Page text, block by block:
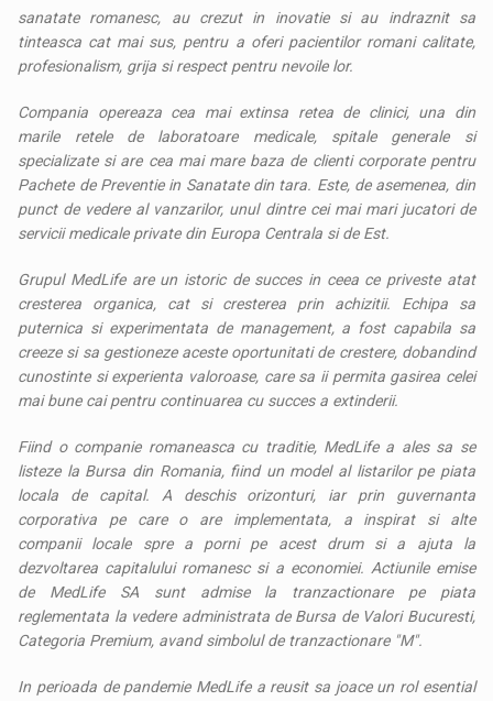
sanatate romanesc, au crezut in inovatie si au indraznit sa
tinteasca cat mai sus, pentru a oferi pacientilor romani calitate,
profesionalism, grija si respect pentru nevoile lor.
Compania opereaza cea mai extinsa retea de clinici, una din
marile retele de laboratoare medicale, spitale generale si
specializate si are cea mai mare baza de clienti corporate pentru
Pachete de Preventie in Sanatate din tara. Este, de asemenea, din
punct de vedere al vanzarilor, unul dintre cei mai mari jucatori de
servicii medicale private din Europa Centrala si de Est.
Grupul MedLife are un istoric de succes in ceea ce priveste atat
cresterea organica, cat si cresterea prin achizitii. Echipa sa
puternica si experimentata de management, a fost capabila sa
creeze si sa gestioneze aceste oportunitati de crestere, dobandind
cunostinte si experienta valoroase, care sa ii permita gasirea celei
mai bune cai pentru continuarea cu succes a extinderii.
Fiind o companie romaneasca cu traditie, MedLife a ales sa se
listeze la Bursa din Romania, fiind un model al listarilor pe piata
locala de capital. A deschis orizonturi, iar prin guvernanta
corporativa pe care o are implementata, a inspirat si alte
companii locale spre a porni pe acest drum si a ajuta la
dezvoltarea capitalului romanesc si a economiei. Actiunile emise
de MedLife SA sunt admise la tranzactionare pe piata
reglementata la vedere administrata de Bursa de Valori Bucuresti,
Categoria Premium, avand simbolul de tranzactionare ″M″.
In perioada de pandemie MedLife a reusit sa joace un rol esential